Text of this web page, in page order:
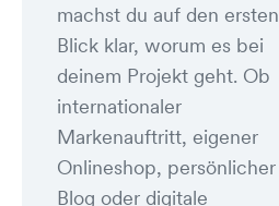
machst du auf den ersten
Blick klar, worum es bei
deinem Projekt geht. Ob
internationaler
Markenauftritt, eigener
Onlineshop, persönlicher
Blog oder digitale